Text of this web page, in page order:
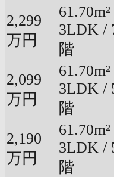
2,299
万円
61.70m²
3LDK /
階
2,099
万円
61.70m²
3LDK /
階
2,190
万円
61.70m²
3LDK /
階